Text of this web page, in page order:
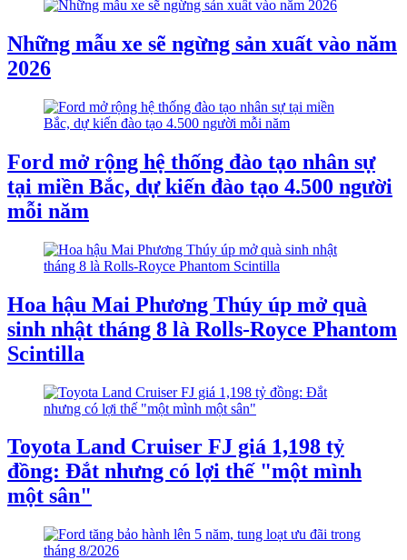
Những mẫu xe sẽ ngừng sản xuất vào năm
2026
Ford mở rộng hệ thống đào tạo nhân sự
tại miền Bắc, dự kiến đào tạo 4.500 người
mỗi năm
Hoa hậu Mai Phương Thúy úp mở quà
sinh nhật tháng 8 là Rolls-Royce Phantom
Scintilla
Toyota Land Cruiser FJ giá 1,198 tỷ
đồng: Đắt nhưng có lợi thế "một mình
một sân"